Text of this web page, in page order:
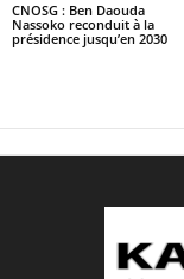
CNOSG : Ben Daouda
Nassoko reconduit à la
présidence jusqu’en 2030